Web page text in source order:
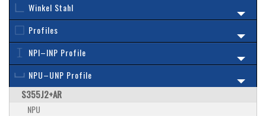
Winkel Stahl
Profiles
NPI–INP Profile
NPU–UNP Profile
S355J2+AR
NPU